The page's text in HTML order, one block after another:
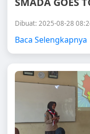
Dibuat: 2025-08-28
Baca Selengkapnya